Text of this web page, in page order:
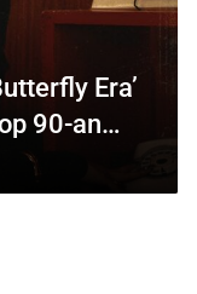
Era’
90-an